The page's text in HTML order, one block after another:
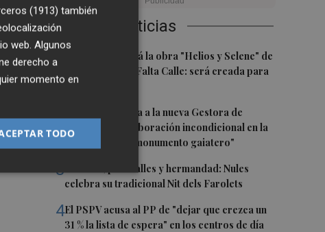
Últimas Noticias
1
Castelló acogerá la obra "Helios y Selene" de
la compañía Te Falta Calle: será creada para
el eclipse
2 Castelló traslada a la nueva Gestora de
Gaiates su "colaboración incondicional en la
promoción del monumento gaiatero"
3 Talleres, pasacalles y hermandad: Nules
celebra su tradicional Nit dels Farolets
4El PSPV acusa al PP de "dejar que crezca un
31 % la lista de espera" en los centros de día
el
(1913) también
web. Algunos
derecho a
momento en
TODO